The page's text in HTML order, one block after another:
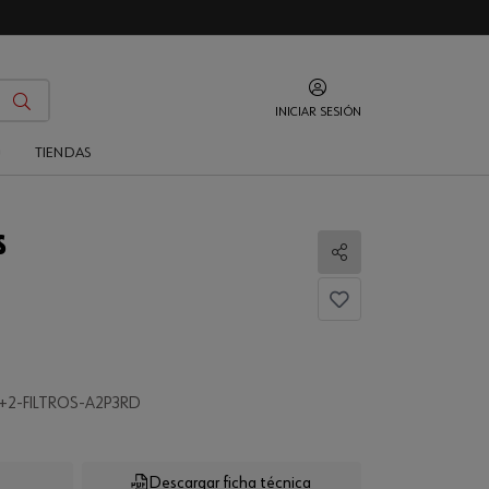
INICIAR SESIÓN
TIENDAS
Compartir
FILTROS-A2P3RD
Descargar ficha técnica